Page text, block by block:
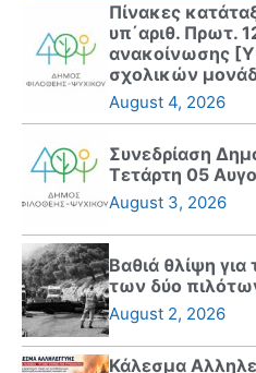
Πίνακες
υπ΄αριθ. Πρωτ.
ανακοίνωσης
σχολικών
August 4, 2026
Συνεδρίαση
Τετάρτη 05
August 3, 2026
Βαθιά θλίψη
των δύο
August 2, 2026
Κάλεσμα